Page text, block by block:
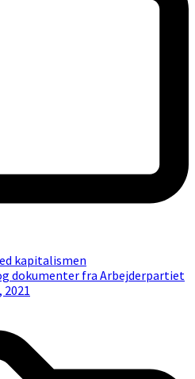
kapitalismen
dokumenter fra Arbejderpartiet